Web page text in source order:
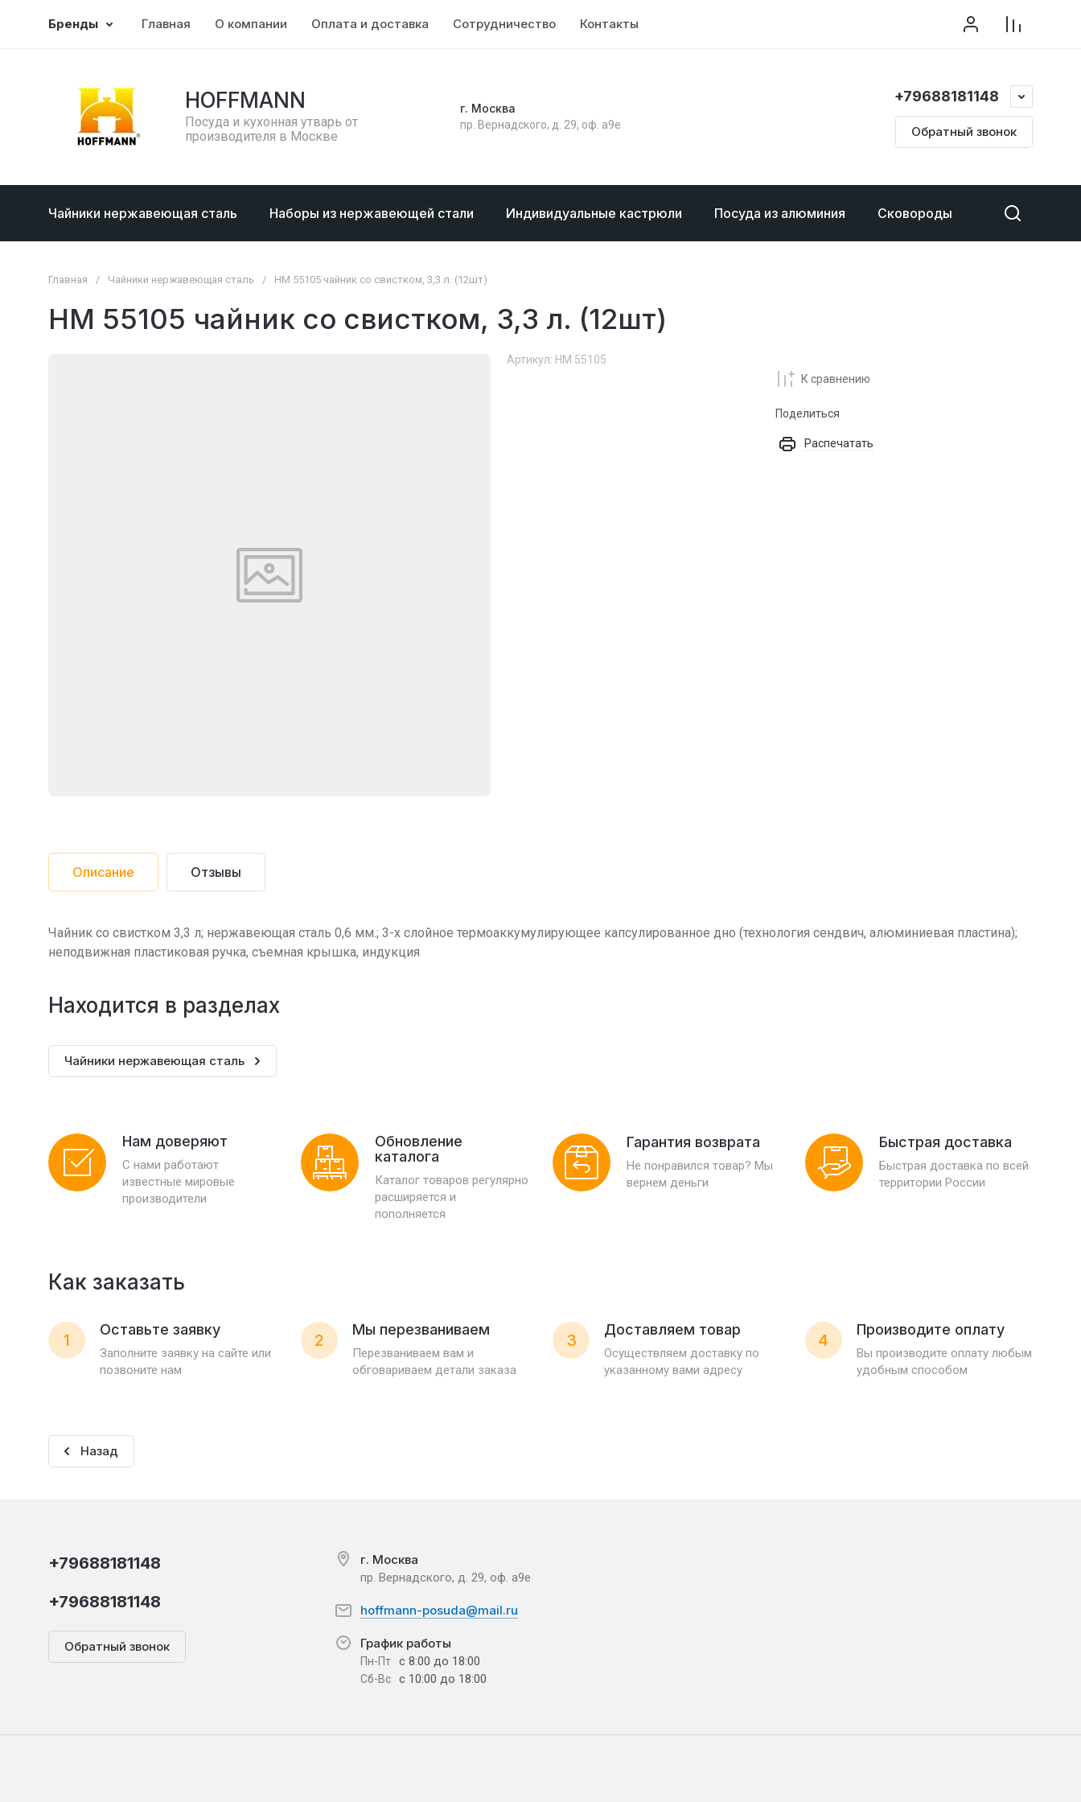
Бренды Главная О компании Оплата и доставка Сотрудничество Контакты
HOFFMANN
Посуда и кухонная утварь от
производителя в Москве
г. Москва
пр. Вернадского, д. 29, оф. а9е
+79688181148
Обратный звонок
Чайники нержавеющая сталь Наборы из нержавеющей стали Индивидуальные кастрюли Посуда из алюминия Сковороды Ковши
Главная / Чайники нержавеющая сталь / НМ 55105 чайник со свистком, 3,3 л. (12шт)
НМ 55105 чайник со свистком, 3,3 л. (12шт)
Артикул: НМ 55105
К сравнению
Поделиться
Распечатать
Описание Отзывы
Чайник со свистком 3,3 л; нержавеющая сталь 0,6 мм.; 3-х слойное термоаккумулирующее капсулированное дно (технология сендвич, алюминиевая пластина);
неподвижная пластиковая ручка, съемная крышка, индукция
Находится в разделах
Чайники нержавеющая сталь
Нам доверяют
С нами работают
известные мировые
производители
Обновление
каталога
Каталог товаров регулярно
расширяется и
пополняется
Гарантия возврата
Не понравился товар? Мы
вернем деньги
Быстрая доставка
Быстрая доставка по всей
территории России
Как заказать
1
Оставьте заявку
Заполните заявку на сайте или
позвоните нам
2
Мы перезваниваем
Перезваниваем вам и
обговариваем детали заказа
3
Доставляем товар
Осуществляем доставку по
указанному вами адресу
4
Производите оплату
Вы производите оплату любым
удобным способом
Назад
+79688181148
+79688181148
Обратный звонок
г. Москва
пр. Вернадского, д. 29, оф. а9е
hoffmann-posuda@mail.ru
График работы
Пн-Пт с 8:00 до 18:00
Сб-Вс с 10:00 до 18:00